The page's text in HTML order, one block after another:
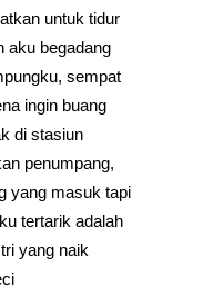
untuk tidur
aku begadang
sempat
ingin buang
di stasiun
penumpang,
yang masuk tapi
tertarik adalah
yang naik